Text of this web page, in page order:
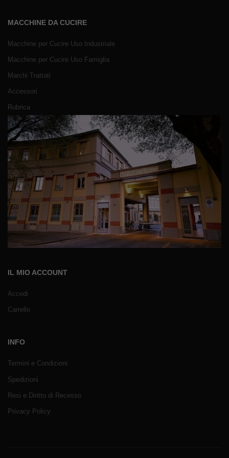
MACCHINE DA CUCIRE
Macchine per Cucire Uso Industriale
Macchine per Cucire Uso Famiglia
Marchi Trattati
Accessori
Rubrica
IL MIO ACCOUNT
Accedi
Carrello
INFO
Termini e Condizioni
Spedizioni
Resi e Diritto di Recesso
Privacy Policy